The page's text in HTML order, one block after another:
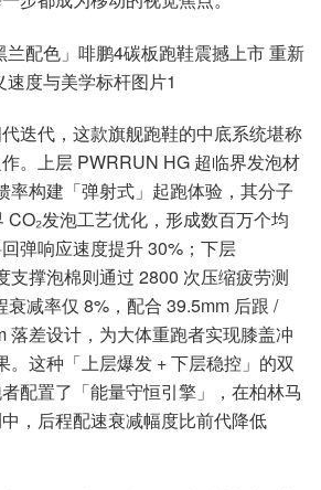
迭代，这款旗舰跑鞋的中底系统堪称
。上层 PWRRUN HG 超临界发泡材
率构建「弹射式」起跑体验，其分子
发泡工艺优化，形成数百万个均
弹响应速度提升 30%；下层
支撑泡棉则通过 2800 次压缩疲劳测
减率仅 8%，配合 39.5mm 后跟 /
落差设计，为大体重跑者实现膝盖冲
。这种「上层爆发 + 下层稳控」的双
配置了「能量守恒引擎」，在柏林马
，后程配速衰减幅度比前代降低